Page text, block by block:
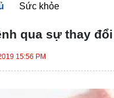
Sức khỏe
qua sự thay
15:56 PM